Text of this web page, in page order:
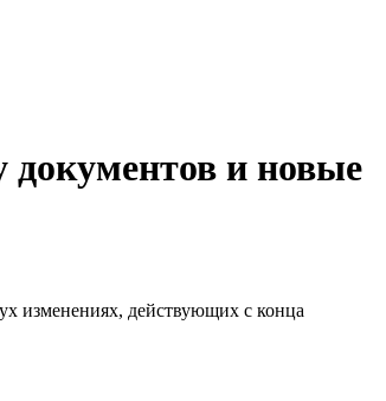
документов и новые
изменениях, действующих с конца